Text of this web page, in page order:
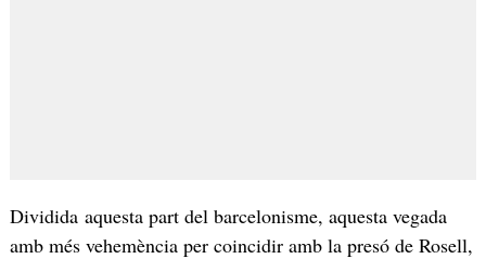
Dividida aquesta part del barcelonisme, aquesta vegada
amb més vehemència per coincidir amb la presó de Rosell,